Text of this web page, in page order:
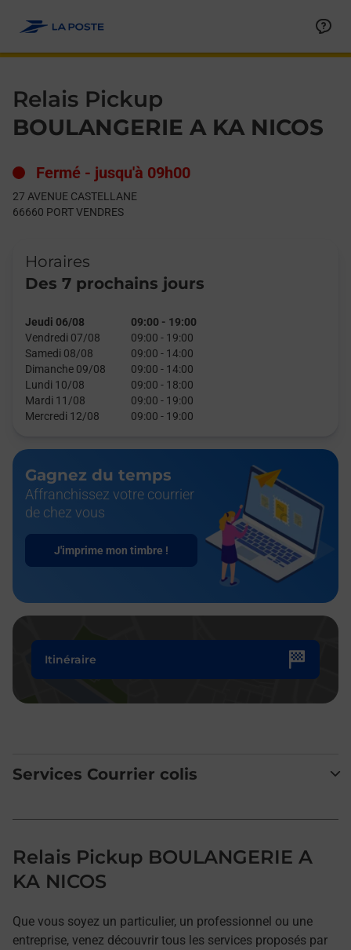
Relais Pickup
BOULANGERIE A KA NICOS
Fermé - jusqu'à 09h00
27 AVENUE CASTELLANE
66660 PORT VENDRES
Horaires
Des 7 prochains jours
Jeudi 06/08 09:00 - 19:00
Vendredi 07/08
09:00 - 19:00
Samedi 08/08
09:00 - 14:00
Dimanche 09/08
09:00 - 14:00
Lundi 10/08
09:00 - 18:00
Mardi 11/08
09:00 - 19:00
Mercredi 12/08
09:00 - 19:00
Gagnez du temps
Affranchissez votre courrier
de chez vous
J'imprime mon timbre !
Itinéraire
Services Courrier colis
Relais Pickup BOULANGERIE A
KA NICOS
Que vous soyez un particulier, un professionnel ou une
entreprise, venez découvrir tous les services proposés par